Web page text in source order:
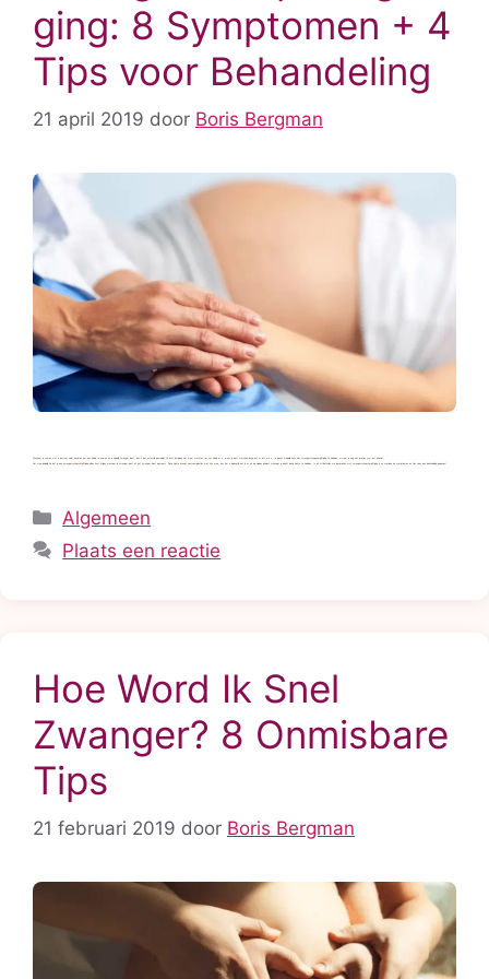
ging: 8 Symptomen + 4
Tips voor Behandeling
21 april 2019 door Boris Bergman
Wanneer je samen met je partner hebt besloten om een kindje te nemen en je eindelijk zwanger bent, dan is dat natuurlijk geweldig! Je kunt inmiddels niet meer wachten tot het kindje er is, maar je bent misschien bang dat er iets mis is. Je denkt mogelijk zelfs een zwangerschapsvergiftiging te hebben, al weet je nog niet precies wat dat inhoudt.
Het mag duidelijk zijn dat je een zwangerschapsvergiftiging alleen kunt krijgen wanneer je zwanger bent of net zwanger bent geweest. Deze ziekte brengt veel complicaties met zich mee, dus het is belangrijk dat je er als de kippen bij bent wanneer je denkt deze ziekte te hebben. In dit artikel zullen we bespreken wat zwangerschapsvergiftiging is en worden de symptomen en tips voor een behandeling gegeven!
Categorieën
Algemeen
Plaats een reactie
Hoe Word Ik Snel
Zwanger? 8 Onmisbare
Tips
21 februari 2019 door Boris Bergman